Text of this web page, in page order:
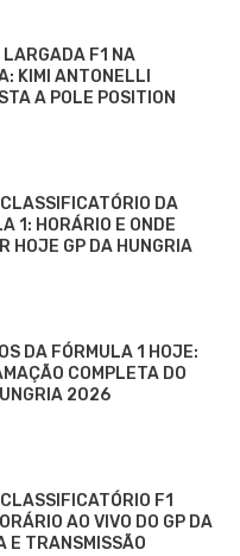
LARGADA F1 NA
KIMI ANTONELLI
A POLE POSITION
DA
1: HORÁRIO E ONDE
HOJE GP DA HUNGRIA
DA FÓRMULA 1 HOJE:
COMPLETA DO
2026
F1
AO VIVO DO GP DA
E TRANSMISSÃO